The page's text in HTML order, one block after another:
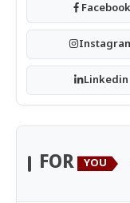
Facebook
Linkedin
FOR YOU